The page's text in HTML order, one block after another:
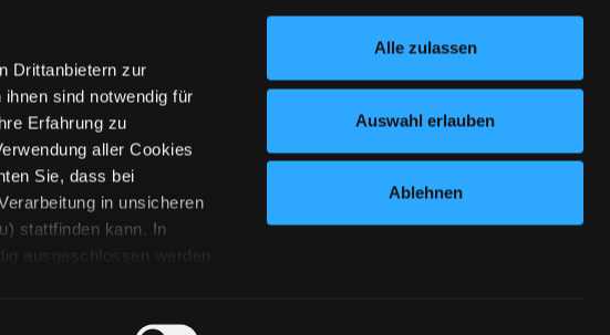
Drittanbietern zur
sind notwendig für
Erfahrung zu
aller Cookies
Sie, dass bei
in unsicheren
stattfinden kann. In
ausgeschlossen werden.
Alle zulassen
Auswahl erlauben
Ablehnen
Newsletter abonnieren
und keine Veranstaltung verpassen
jetzt abonnieren